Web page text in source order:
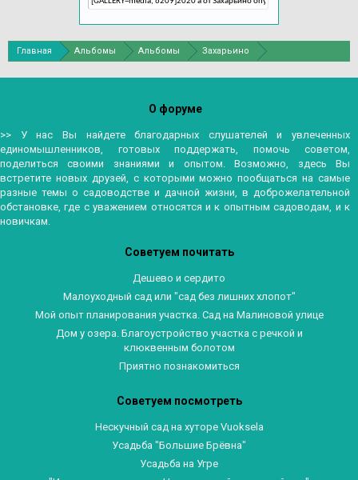
Главная Альбомы Альбомы
Захарьино
О форуме
>> У нас Вы найдете благодарных слушателей и увлеченных
единомышленников, готовых поддержать, помочь советом,
поделиться своими знаниями и опытом. Возможно, здесь Вы
встретите новых друзей, с которыми можно пообщаться на самые
разные темы о садоводстве и дачной жизни, в доброжелательной
обстановке, где с уважением относятся и к опытным садоводам, и к
новичкам.
Советуем почитать
Дешево и сердито
Малоуходный сад или "сад без лишних хлопот"
Мой опыт планирования участка. Сад на Малиновой улице
Дом у озера. Благоустройство участка с речкой и
клюквенным болотом
Приятно познакомиться
Советуем посмотреть
Нескучный сад на хуторе Vuoksela
Усадьба "Большие Брёвна"
Усадьба на Угре